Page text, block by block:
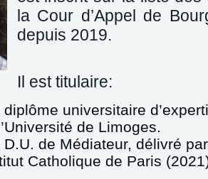
la Cour d’Appel de
depuis 2019.
Il est titulaire:
diplôme universitaire
de Limoges.
D.U. de Médiateur, délivré
Catholique de Paris